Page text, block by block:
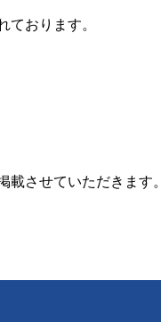
おります。
させていただきます。